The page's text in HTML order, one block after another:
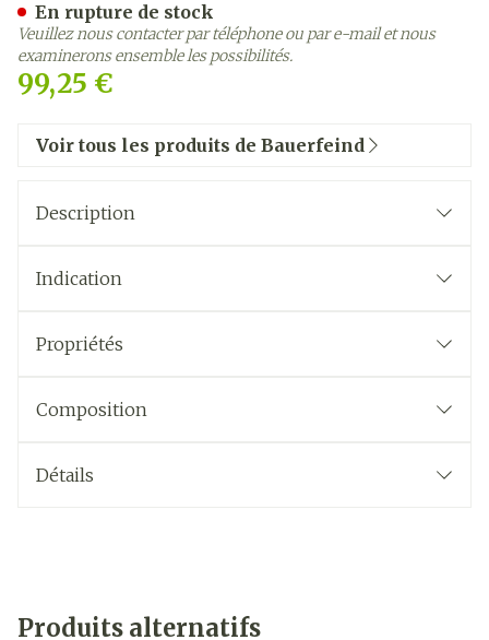
99,25 €
En rupture de stock
Veuillez nous contacter par téléphone ou par e-mail et nous
examinerons ensemble les possibilités.
Voir tous les produits de Bauerfeind
Description
Indication
Propriétés
Composition
Détails
Produits alternatifs